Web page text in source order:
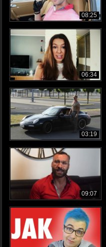
08:25
06:34
03:19
09:07